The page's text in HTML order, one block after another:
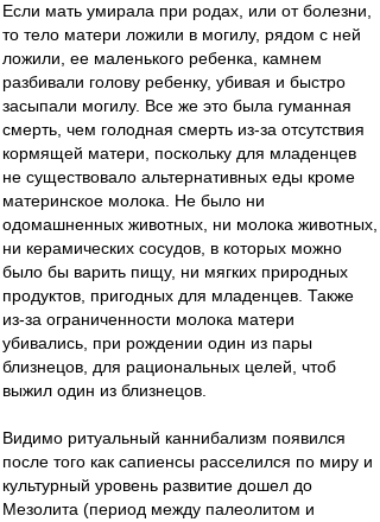
Если мать умирала при родах, или от болезни,
то тело матери ложили в могилу, рядом с ней
ложили, ее маленького ребенка, камнем
разбивали голову ребенку, убивая и быстро
засыпали могилу. Все же это была гуманная
смерть, чем голодная смерть из-за отсутствия
кормящей матери, поскольку для младенцев
не существовало альтернативных еды кроме
материнское молока. Не было ни
одомашненных животных, ни молока животных,
ни керамических сосудов, в которых можно
было бы варить пищу, ни мягких природных
продуктов, пригодных для младенцев. Также
из-за ограниченности молока матери
убивались, при рождении один из пары
близнецов, для рациональных целей, чтоб
выжил один из близнецов.
Видимо ритуальный каннибализм появился
после того как сапиенсы расселился по миру и
культурный уровень развитие дошел до
Мезолита (период между палеолитом и